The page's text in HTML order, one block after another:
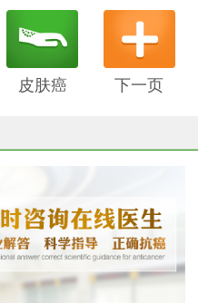
下一页
白血病皮肤癌